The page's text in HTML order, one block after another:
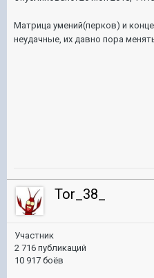
Матрица умений(перков) и
неудачные, их давно пора
Tor_38_
Участник
2 716 публикаций
10 917 боёв